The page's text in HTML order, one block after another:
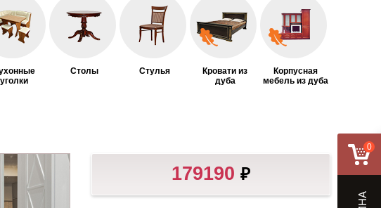
уголки
Столы Стулья
Кровати из
дуба
Корпусная
мебель из дуба
179190 ₽
0